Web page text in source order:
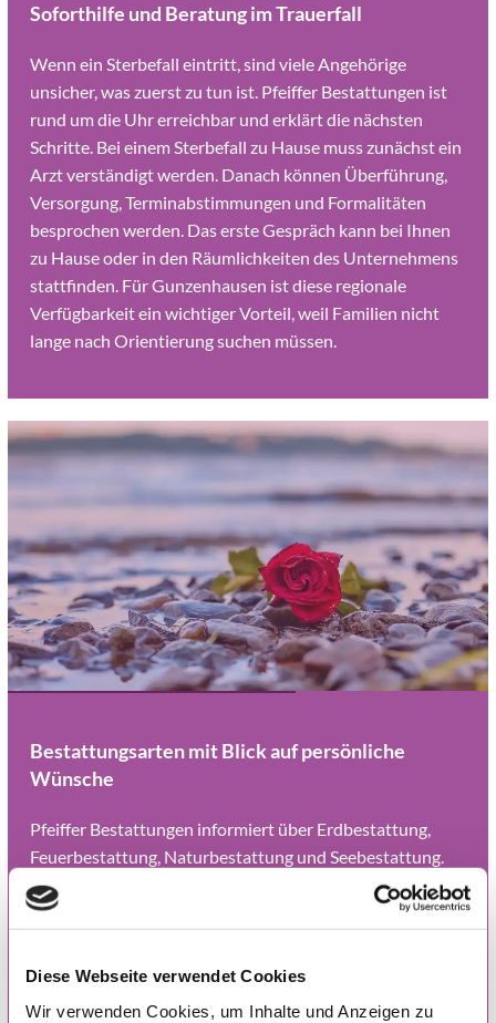
Diese Webseite verwendet Cookies
Wir verwenden Cookies, um Inhalte und Anzeigen zu
Soforthilfe und Beratung im Trauerfall
Wenn ein Sterbefall eintritt, sind viele Angehörige
unsicher, was zuerst zu tun ist. Pfeiffer Bestattungen ist
rund um die Uhr erreichbar und erklärt die nächsten
Schritte. Bei einem Sterbefall zu Hause muss zunächst ein
Arzt verständigt werden. Danach können Überführung,
Versorgung, Terminabstimmungen und Formalitäten
besprochen werden. Das erste Gespräch kann bei Ihnen
zu Hause oder in den Räumlichkeiten des Unternehmens
stattfinden. Für Gunzenhausen ist diese regionale
Verfügbarkeit ein wichtiger Vorteil, weil Familien nicht
lange nach Orientierung suchen müssen.
Bestattungsarten mit Blick auf persönliche
Wünsche
Pfeiffer Bestattungen informiert über Erdbestattung,
Feuerbestattung, Naturbestattung und Seebestattung.
Diese Bandbreite ermöglicht es, den Abschied an der
Persönlichkeit des Verstorbenen und den Wünschen der
festen Ort der Erinnerung, eine Feuerbestattung lässt